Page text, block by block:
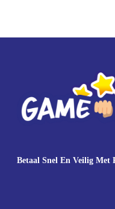
Betaal Snel En Veilig Met